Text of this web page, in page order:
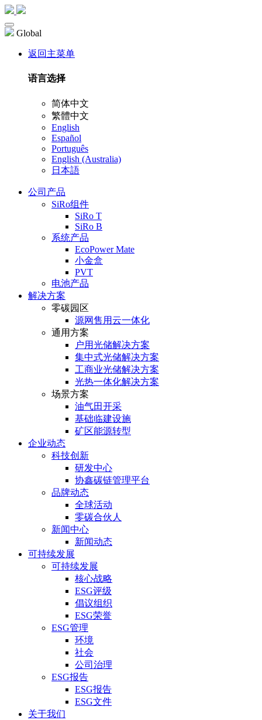
Global
返回主菜单
语言选择
简体中文
繁體中文
English
Español
Português
English (Australia)
日本語
公司产品
SiRo组件
SiRo T
SiRo B
系统产品
EcoPower Mate
小金盒
PVT
电池产品
解决方案
零碳园区
源网售用云一体化
通用方案
户⽤光储解决⽅案
集中式光储解决⽅案
⼯商业光储解决⽅案
光热⼀体化解决⽅案
场景方案
油气田开采
基础临建设施
矿区能源转型
企业动态
科技创新
研发中心
协鑫碳链管理平台
品牌动态
全球活动
零碳合伙人
新闻中心
新闻动态
可持续发展
可持续发展
核心战略
ESG评级
倡议组织
ESG荣誉
ESG管理
环境
社会
公司治理
ESG报告
ESG报告
ESG文件
关于我们